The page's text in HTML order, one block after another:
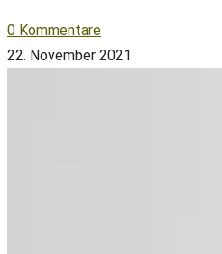
0 Kommentare
22. November 2021